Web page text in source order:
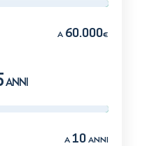
A 60.000€
ANNI
A10ANNI